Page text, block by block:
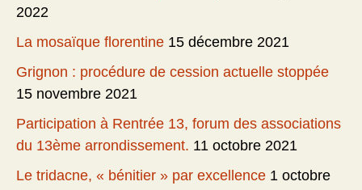
2022
La mosaïque florentine 15 décembre 2021
Grignon : procédure de cession actuelle stoppée
15 novembre 2021
Participation à Rentrée 13, forum des associations
du 13ème arrondissement. 11 octobre 2021
Le tridacne, « bénitier » par excellence 1 octobre